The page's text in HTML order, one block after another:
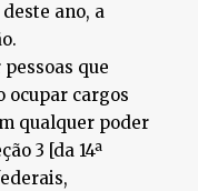
ano, a
que
ocupar cargos
qualquer poder
3 [da 14ª